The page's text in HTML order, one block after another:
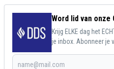
Word lid van onze
Krijg ELKE dag het
je inbox. Abonneer je